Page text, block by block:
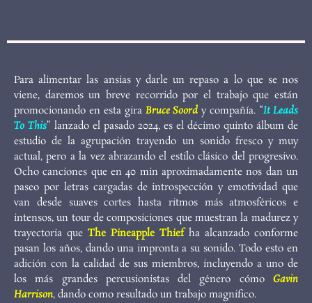
Para alimentar las ansias y darle un repaso a lo que se nos
viene, daremos un breve recorrido por el trabajo que están
promocionando en esta gira Bruce Soord y compañía. “It Leads
To This” lanzado el pasado 2024, es el décimo quinto álbum de
estudio de la agrupación trayendo un sonido fresco y muy
actual, pero a la vez abrazando el estilo clásico del progresivo.
Ocho canciones que en 40 min aproximadamente nos dan un
paseo por letras cargadas de introspección y emotividad que
van desde suaves cortes hasta ritmos más atmosféricos e
intensos, un tour de composiciones que muestran la madurez y
trayectoria que The Pineapple Thief ha alcanzado conforme
pasan los años, dando una impronta a su sonido. Todo esto en
adición con la calidad de sus miembros, incluyendo a uno de
los más grandes percusionistas del género cómo Gavin
Harrison, dando como resultado un trabajo magnifico.